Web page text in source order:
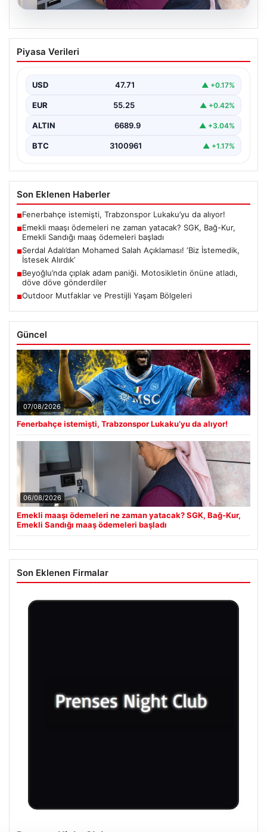
06.08.2026
Emekli maaşı ödemeleri ne zaman
yatacak? SGK, Bağ-Kur, Emekli Sandığı
Piyasa Verileri
USD 47.71 ▲ +0.17%
EUR 55.25 ▲ +0.42%
ALTIN 6689.9 ▲ +3.04%
BTC 3100961 ▲ +1.17%
Son Eklenen Haberler
■Fenerbahçe istemişti, Trabzonspor Lukaku’yu da alıyor!
■Emekli maaşı ödemeleri ne zaman yatacak? SGK, Bağ-Kur,
Emekli Sandığı maaş ödemeleri başladı
■Serdal Adalı’dan Mohamed Salah Açıklaması! ‘Biz İstemedik,
İstesek Alırdık’
■Beyoğlu’nda çıplak adam paniği. Motosikletin önüne atladı,
döve döve gönderdiler
■Outdoor Mutfaklar ve Prestijli Yaşam Bölgeleri
Güncel
07/08/2026
Fenerbahçe istemişti, Trabzonspor Lukaku’yu da alıyor!
06/08/2026
Emekli maaşı ödemeleri ne zaman yatacak? SGK, Bağ-Kur,
Emekli Sandığı maaş ödemeleri başladı
Son Eklenen Firmalar